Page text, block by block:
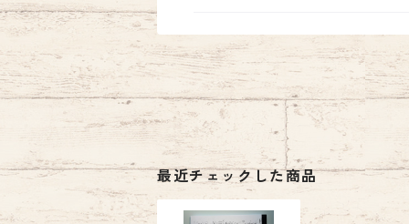
最近チェックした商品